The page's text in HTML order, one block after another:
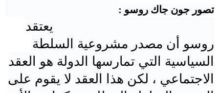
تصور جون جاك روسو :
يعتقد
روسو أن مصدر مشروعية السلطة
السياسية التي تمارسها الدولة هو العقد
الاجتماعي ، لكن هذا العقد لا يقوم على